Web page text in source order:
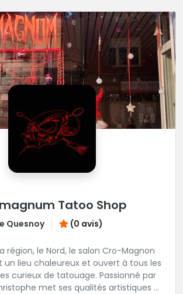
Tatoo Shop
Quesnoy (0 avis)
région, le Nord, le salon Cro-Magnon
lieu chaleureux et ouvert à tous les
curieux de tatouage. Passionné par
met ses qualités artistiques à